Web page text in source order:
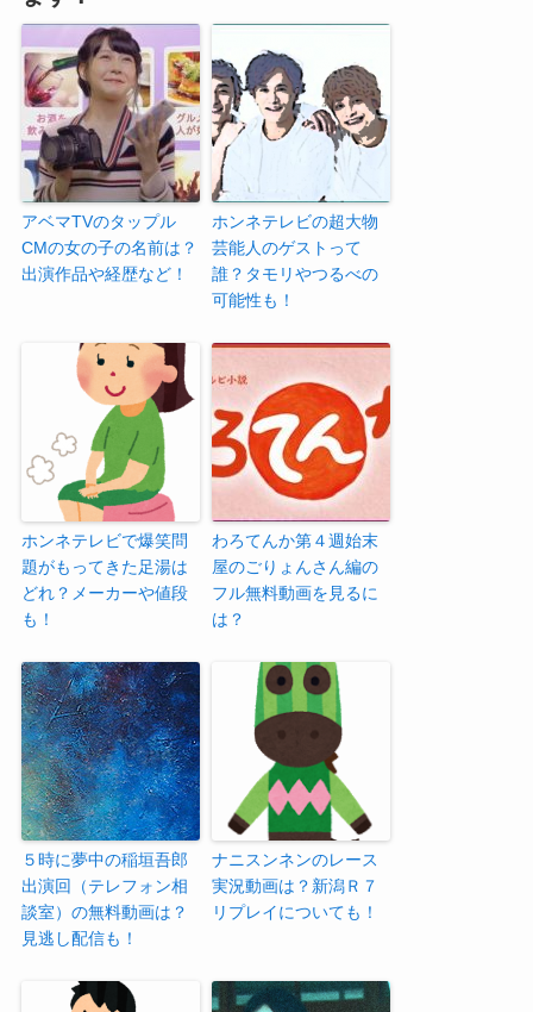
アベマTVのタップル
CMの女の子の名前は？
出演作品や経歴など！
ホンネテレビの超大物
芸能人のゲストって
誰？タモリやつるべの
可能性も！
ホンネテレビで爆笑問
題がもってきた足湯は
どれ？メーカーや値段
も！
わろてんか第４週始末
屋のごりょんさん編の
フル無料動画を見るに
は？
５時に夢中の稲垣吾郎
出演回（テレフォン相
談室）の無料動画は？
見逃し配信も！
ナニスンネンのレース
実況動画は？新潟Ｒ７
リプレイについても！